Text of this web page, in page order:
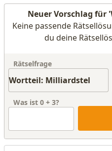
Neuer Vorschlag
Keine passende
du deine
Rätselfrage
Was ist 0 + 3?